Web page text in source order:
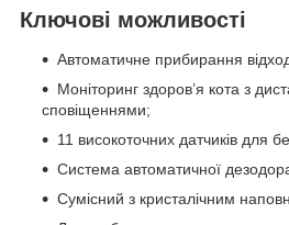
Ключові можливості
Автоматичне прибирання
Моніторинг здоров’я кота з
сповіщеннями;
11 високоточних датчиків для
Система автоматичної
Сумісний з кристалічним